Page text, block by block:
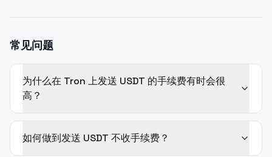
常见问题
为什么在 Tron 上发送 USDT 的手续费有时会很
高？
如何做到发送 USDT 不收手续费？